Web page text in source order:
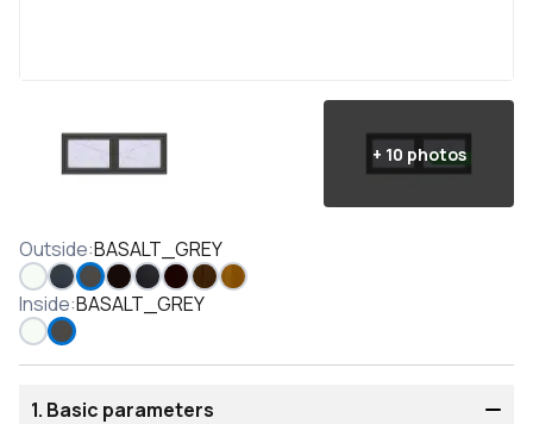
+ 10 photos
Outside:BASALT_GREY
Inside:BASALT_GREY
1. Basic parameters